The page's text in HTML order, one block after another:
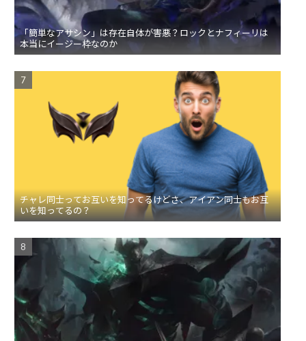
「簡単なアサシン」は存在自体が害悪？ロックとナフィーリは
本当にイージー枠なのか
チャレ同士ってお互いを知ってるけどさ、アイアン同士もお互
いを知ってるの？